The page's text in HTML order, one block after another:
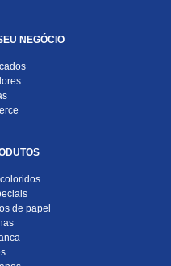
NEGÓCIO
de papel